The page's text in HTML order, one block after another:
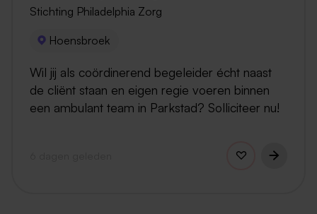
Stichting Philadelphia Zorg
Hoensbroek
Wil jij als coördinerend begeleider écht naast
de cliënt staan en eigen regie voeren binnen
een ambulant team in Parkstad? Solliciteer nu!